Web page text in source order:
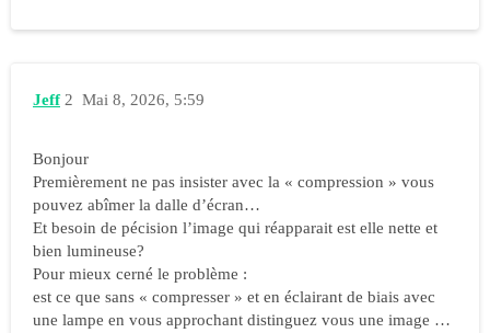
Jeff Mai 8, 2026, 5:59
2
Bonjour
Premièrement ne pas insister avec la « compression » vous
pouvez abîmer la dalle d’écran…
Et besoin de pécision l’image qui réapparait est elle nette et
bien lumineuse?
Pour mieux cerné le problème :
est ce que sans « compresser » et en éclairant de biais avec
une lampe en vous approchant distinguez vous une image …